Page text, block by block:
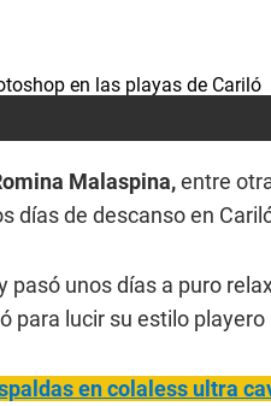
Malaspina,entre
días de descanso en
unos días a puro
para lucir su estilo playero
en colaless ultra